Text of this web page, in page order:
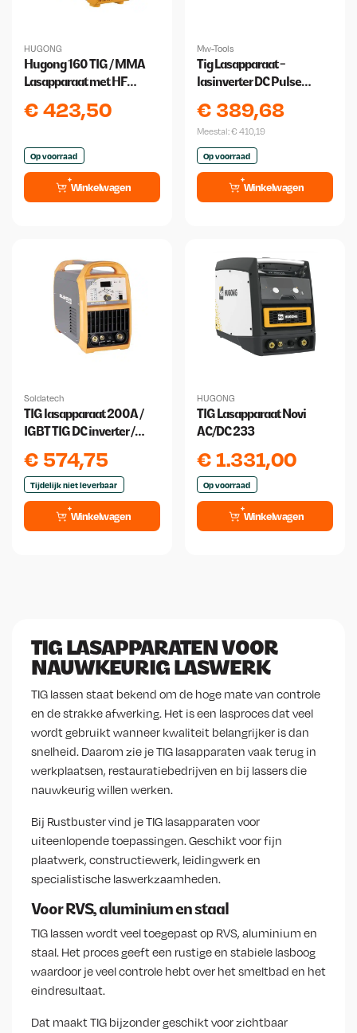
HUGONG
Hugong 160 TIG / MMA
Lasapparaat met HF
€423,50
Op voorraad
Winkelwagen
Mw-Tools
Tig Lasapparaat -
lasinverter DC Pulse
€ 389,68
Meestal:€ 410,19
Op voorraad
Winkelwagen
Soldatech
TIG lasapparaat 200A /
IGBT TIG DC inverter /
€ 574,75
Tijdelijk niet leverbaar
Winkelwagen
HUGONG
TIG Lasapparaat Novi
AC/DC 233
€1.331,00
Op voorraad
Winkelwagen
TIG LASAPPARATEN VOOR
NAUWKEURIG LASWERK
TIG lassen staat bekend om de hoge mate van controle
en de strakke afwerking. Het is een lasproces dat veel
wordt gebruikt wanneer kwaliteit belangrijker is dan
snelheid. Daarom zie je TIG lasapparaten vaak terug in
werkplaatsen, restauratiebedrijven en bij lassers die
nauwkeurig willen werken.
Bij Rustbuster vind je TIG lasapparaten voor
uiteenlopende toepassingen. Geschikt voor fijn
plaatwerk, constructiewerk, leidingwerk en
specialistische laswerkzaamheden.
Voor RVS, aluminium en staal
TIG lassen wordt veel toegepast op RVS, aluminium en
staal. Het proces geeft een rustige en stabiele lasboog
waardoor je veel controle hebt over het smeltbad en het
eindresultaat.
Dat maakt TIG bijzonder geschikt voor zichtbaar